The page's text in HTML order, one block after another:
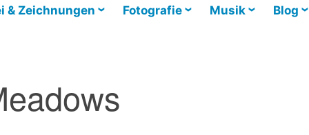
& Zeichnungen Fotografie Musik Blog